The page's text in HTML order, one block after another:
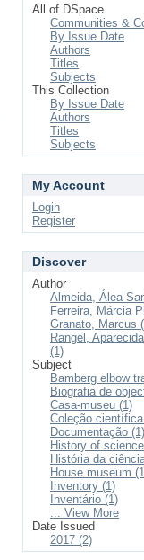
All of DSpace
Communities &
By Issue Date
Authors
Titles
Subjects
This Collection
By Issue Date
Authors
Titles
Subjects
My Account
Login
Register
Discover
Author
Almeida, Álea
Ferreira, Márcia
Granato, Marcus
Rangel,
(1)
Subject
Bamberg elbow
Biografia de
Casa-museu (1)
Coleção
Documentação (1)
History of
História da
House museum
Inventory (1)
Inventário (1)
... View More
Date Issued
2017 (2)